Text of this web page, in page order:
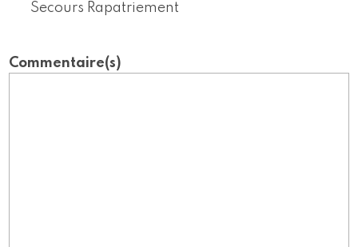
Secours Rapatriement
Commentaire(s)